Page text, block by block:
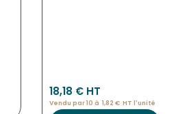
18,18 € HT
Vendu par 10 à 1,82 € HT l'unité